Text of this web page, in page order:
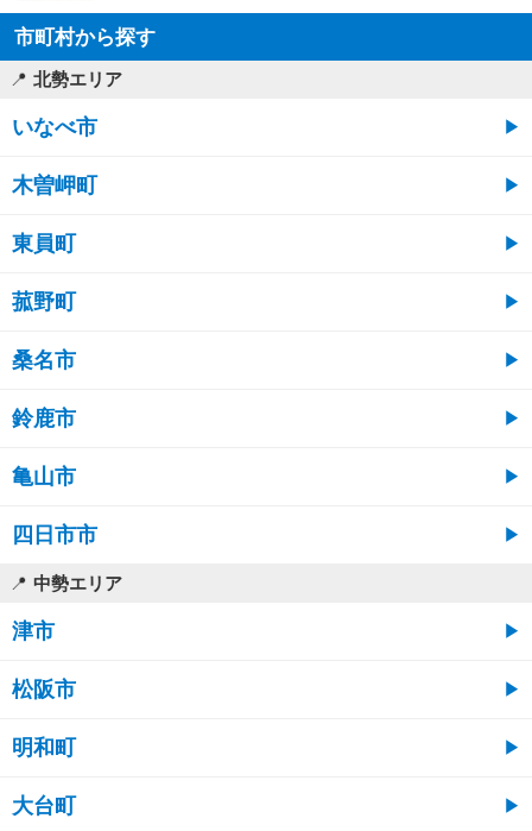
市町村から探す
北勢エリア
いなべ市
木曽岬町
東員町
菰野町
桑名市
鈴鹿市
亀山市
四日市市
中勢エリア
津市
松阪市
明和町
大台町